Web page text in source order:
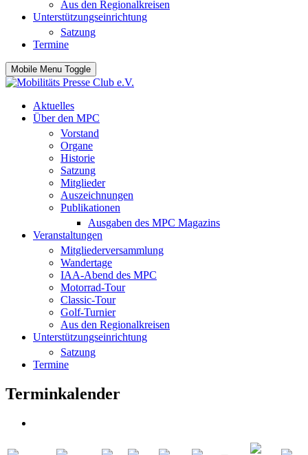
Aus den Regionalkreisen
Unterstützungseinrichtung
Satzung
Termine
Mobile Menu Toggle
Aktuelles
Über den MPC
Vorstand
Organe
Historie
Satzung
Mitglieder
Auszeichnungen
Publikationen
Ausgaben des MPC Magazins
Veranstaltungen
Mitgliederversammlung
Wandertage
IAA-Abend des MPC
Motorrad-Tour
Classic-Tour
Golf-Turnier
Aus den Regionalkreisen
Unterstützungseinrichtung
Satzung
Termine
Terminkalender